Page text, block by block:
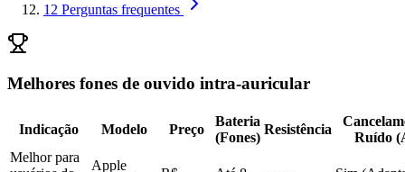
12 Perguntas frequentes
Melhores fones de ouvido intra-auricular
Indicação Modelo Preço
Bateria
(Fones)
Resistência
Ruído
Melhor para
Apple